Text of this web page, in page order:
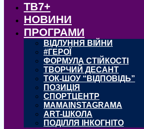
ТВ7+
НОВИНИ
ПРОГРАМИ
ВІДЛУННЯ ВІЙНИ
#ГЕРОЇ
ФОРМУЛА СТІЙКОСТІ
ТВОРЧИЙ ДЕСАНТ
ТОК-ШОУ “ВІДПОВІДЬ”
ПОЗИЦІЯ
СПОРТЦЕНТР
MAMAINSTAGRAMA
ART-ШКОЛА
ПОДІЛЛЯ ІНКОГНІТО